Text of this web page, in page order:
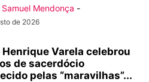
Samuel Mendonça -
de 2026
Henrique Varela celebrou
de sacerdócio
pelas “maravilhas”...